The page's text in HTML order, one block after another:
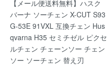
【メール便送料無料】ハスク
バーナ ソーチェン X-CUT S93
G-53E 91VXL 互換チェン Hus
qvarna H35 セミチゼル ピクセ
ルチェン チェーンソー チェン
ソー ソーチェン 替え刃